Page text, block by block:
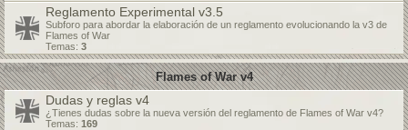
Reglamento Experimental v3.5
Subforo para abordar la elaboración de un reglamento evolucionando la v3 de
Flames of War
Temas: 3
Flames of War v4
Dudas y reglas v4
¿Tienes dudas sobre la nueva versión del reglamento de Flames of War v4?
Temas: 169